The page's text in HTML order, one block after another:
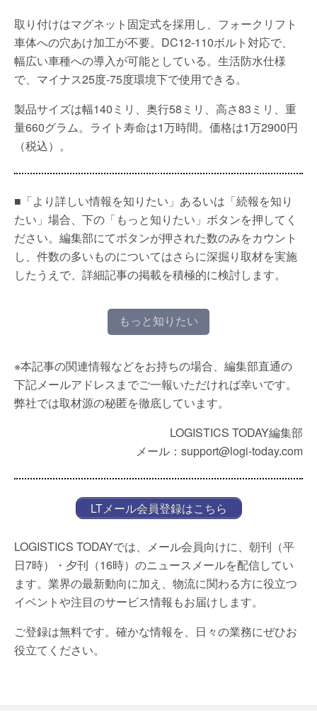
取り付けはマグネット固定式を採用し、フォークリフト
車体への穴あけ加工が不要。DC12-110ボルト対応で、
幅広い車種への導入が可能としている。生活防水仕様
で、マイナス25度-75度環境下で使用できる。
製品サイズは幅140ミリ、奥行58ミリ、高さ83ミリ、重
量660グラム。ライト寿命は1万時間。価格は1万2900円
（税込）。
■「より詳しい情報を知りたい」あるいは「続報を知り
たい」場合、下の「もっと知りたい」ボタンを押してく
ださい。編集部にてボタンが押された数のみをカウント
し、件数の多いものについてはさらに深掘り取材を実施
したうえで、詳細記事の掲載を積極的に検討します。
もっと知りたい
※本記事の関連情報などをお持ちの場合、編集部直通の
下記メールアドレスまでご一報いただければ幸いです。
弊社では取材源の秘匿を徹底しています。
LOGISTICS TODAY編集部
メール：support@logi-today.com
LTメール会員登録はこちら
LOGISTICS TODAYでは、メール会員向けに、朝刊（平
日7時）・夕刊（16時）のニュースメールを配信してい
ます。業界の最新動向に加え、物流に関わる方に役立つ
イベントや注目のサービス情報もお届けします。
ご登録は無料です。確かな情報を、日々の業務にぜひお
役立てください。